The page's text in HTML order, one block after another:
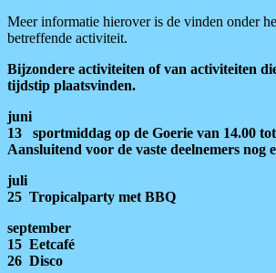
Meer informatie hierover is de vinden onder
betreffende activiteit.
Bijzondere activiteiten of van activiteiten
tijdstip plaatsvinden.
juni
13 sportmiddag op de Goerie van 14.00
Aansluitend voor de vaste deelnemers nog
juli
25 Tropicalparty met BBQ
september
15 Eetcafé
26 Disco